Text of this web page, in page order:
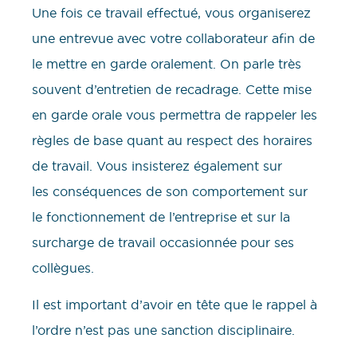
Une fois ce travail effectué, vous organiserez
une entrevue avec votre collaborateur afin de
le mettre en garde oralement. On parle très
souvent d’entretien de recadrage. Cette mise
en garde orale vous permettra de rappeler les
règles de base quant au respect des horaires
de travail. Vous insisterez également sur
les conséquences de son comportement sur
le fonctionnement de l’entreprise et sur la
surcharge de travail occasionnée pour ses
collègues.
Il est important d’avoir en tête que le rappel à
l’ordre n’est pas une sanction disciplinaire.